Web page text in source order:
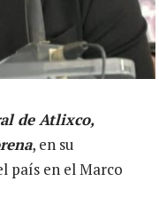
de Atlixco,
, en su
país en el Marco